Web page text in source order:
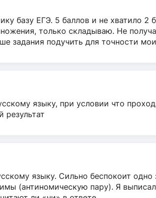
базу ЕГЭ. 5 баллов и не хватило 2
только складываю. Не
задания подучить для точности
языку, при условии что
результат
языку. Сильно беспокоит одно
(антиномическую пару). Я